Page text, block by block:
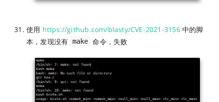
使用 https://github.com/blasty/CVE-2021-3156中的脚
本，发现没有 make 命令，失败